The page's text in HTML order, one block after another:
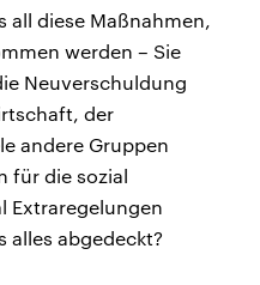
all diese Maßnahmen,
werden – Sie
Neuverschuldung
der
andere Gruppen
für die sozial
Extraregelungen
alles abgedeckt?